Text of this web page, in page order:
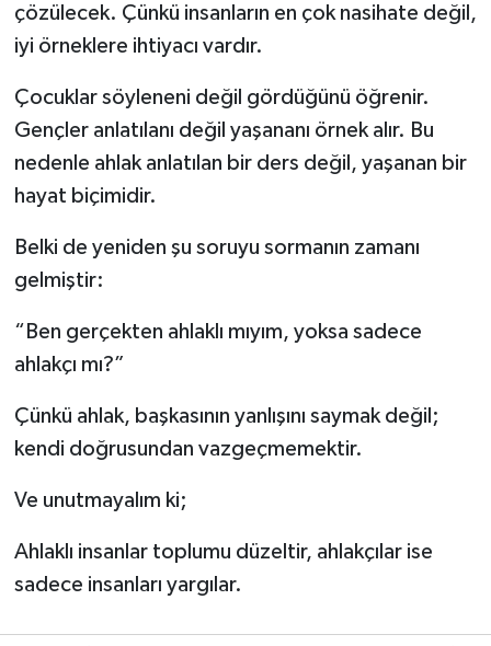
çözülecek. Çünkü insanların en çok nasihate değil,
iyi örneklere ihtiyacı vardır.
Çocuklar söyleneni değil gördüğünü öğrenir.
Gençler anlatılanı değil yaşananı örnek alır. Bu
nedenle ahlak anlatılan bir ders değil, yaşanan bir
hayat biçimidir.
Belki de yeniden şu soruyu sormanın zamanı
gelmiştir:
“Ben gerçekten ahlaklı mıyım, yoksa sadece
ahlakçı mı?”
Çünkü ahlak, başkasının yanlışını saymak değil;
kendi doğrusundan vazgeçmemektir.
Ve unutmayalım ki;
Ahlaklı insanlar toplumu düzeltir, ahlakçılar ise
sadece insanları yargılar.